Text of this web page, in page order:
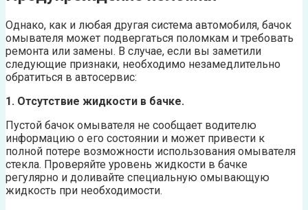
Однако, как и любая другая система автомобиля, бачок
омывателя может подвергаться поломкам и требовать
ремонта или замены. В случае, если вы заметили
следующие признаки, необходимо незамедлительно
обратиться в автосервис:
1. Отсутствие жидкости в бачке.
Пустой бачок омывателя не сообщает водителю
информацию о его состоянии и может привести к
полной потере возможности использования омывателя
стекла. Проверяйте уровень жидкости в бачке
регулярно и доливайте специальную омывающую
жидкость при необходимости.